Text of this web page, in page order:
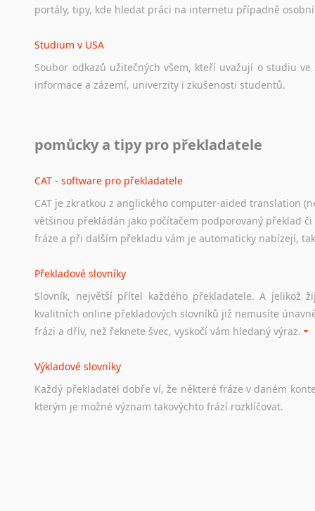
portály, tipy, kde hledat práci na internetu případně osobní
Studium v USA
Soubor odkazů užitečných všem, kteří uvažují o studiu ve
informace a zázemí, univerzity i zkušenosti studentů.
Odkazy poskytující cenné informace nekomerčního
Studium v Austrálii
Soubor odkazů užitečných všem, kteří uvažují o studiu v
a zázemí, australské univerzity a samozřejmě i osobní
Práce v Austrálii
Odkazy poskytující cenné informace nekomerčního
hledat práci na internetu případně osobní zkušenosti
Hledáte-li
práci
stejná obecná pravidla, jako pro český životopis. Tak dost
pomůcky a tipy pro překladatele
CAT - software pro překladatele
CAT je zkratkou z anglického computer-aided translation
většinou překládán jako počítačem podporovaný překlad
fráze a při dalším překladu vám je automaticky nabízejí,
Překladové slovníky
Slovník, největší přítel každého překladatele. A jelikož
kvalitních online překladových slovníků již nemusíte
frázi a dřív, než řeknete švec, vyskočí vám hledaný výraz.
Výkladové slovníky
Každý překladatel dobře ví, že některé fráze v daném
kterým je možné význam takovýchto frází rozklíčovat.